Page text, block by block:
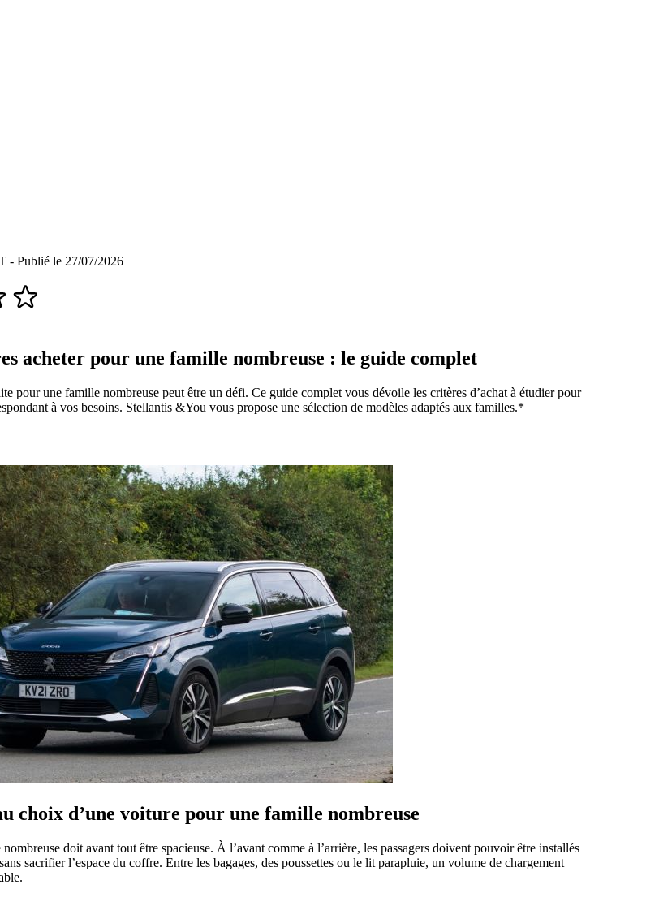
Publié le 27/07/2026
acheter pour une famille nombreuse : le guide complet
pour une famille nombreuse peut être un défi. Ce guide complet vous dévoile les critères d’achat à étudier pour
à vos besoins. Stellantis &You vous propose une sélection de modèles adaptés aux familles.*
choix d’une voiture pour une famille nombreuse
doit avant tout être spacieuse. À l’avant comme à l’arrière, les passagers doivent pouvoir être installés
sacrifier l’espace du coffre. Entre les bagages, des poussettes ou le lit parapluie, un volume de chargement